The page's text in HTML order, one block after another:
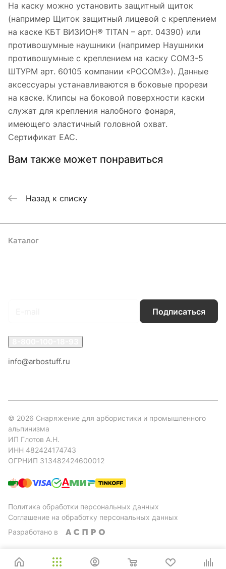
На каску можно установить защитный щиток
(например Щиток защитный лицевой с креплением
на каске КБТ ВИЗИОН® TITAN – арт. 04390) или
противошумные наушники (например Наушники
противошумные с креплением на каску СОМ3-5
ШТУРМ арт. 60105 компании «РОСОМЗ»). Данные
аксессуары устанавливаются в боковые прорези
на каске. Клипсы на боковой поверхности каски
служат для крепления налобного фонаря,
имеющего эластичный головной охват.
Сертификат EAC.
Вам также может понравиться
Назад к списку
Каталог
Подписаться
info@arbostuff.ru
© 2026 Снаряжение для арбористики и промышленного
альпинизма
ИП Глотов А.Н.
ИНН 482424174743
ОГРНИП 313482424600012
Политика обработки персональных данных
Соглашение на обработку персональных данных
Разработано в